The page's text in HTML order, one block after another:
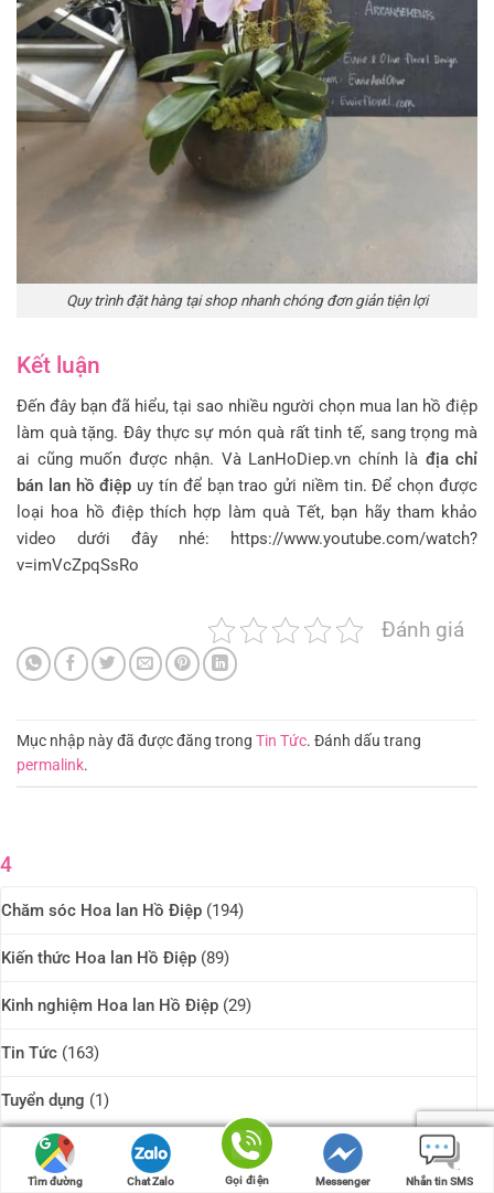
Quy trình đặt hàng tại shop nhanh chóng đơn giản tiện lợi
Kết luận
Đến đây bạn đã hiểu, tại sao nhiều người chọn mua lan hồ điệp
làm quà tặng. Đây thực sự món quà rất tinh tế, sang trọng mà
ai cũng muốn được nhận. Và LanHoDiep.vn chính là địa chỉ
bán lan hồ điệp uy tín để bạn trao gửi niềm tin. Để chọn được
loại hoa hồ điệp thích hợp làm quà Tết, bạn hãy tham khảo
video dưới đây nhé: https://www.youtube.com/watch?
v=imVcZpqSsRo
Đánh giá
Mục nhập này đã được đăng trong Tin Tức. Đánh dấu trang
permalink.
4
Chăm sóc Hoa lan Hồ Điệp (194)
Kiến thức Hoa lan Hồ Điệp (89)
Kinh nghiệm Hoa lan Hồ Điệp (29)
Tin Tức (163)
Tuyển dụng (1)
Tìm đường Chat Zalo Gọi điện Messenger Nhắn tin SMS
Tìm đường Chat Zalo Gọi điện Messenger Nhắn tin SMS